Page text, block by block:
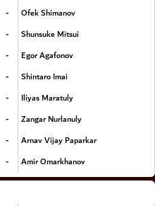
-
Ofek Shimanov
-
Shunsuke Mitsui
-
Egor Agafonov
-
Shintaro Imai
-
Iliyas Maratuly
-
Zangar Nurlanuly
-
Arnav Vijay Paparkar
- Amir Omarkhanov